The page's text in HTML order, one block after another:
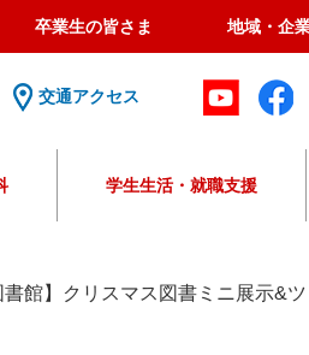
卒業生の皆さま 地域・企
交通アクセス
o
学生生活・就職支援
書館】クリスマス図書ミニ展示&